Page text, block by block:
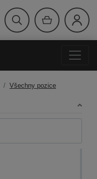
Všechny pozice